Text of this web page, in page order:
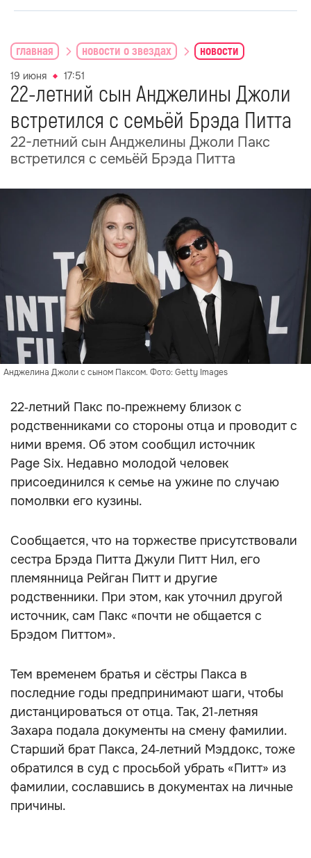
главная новости о звездах новости
19 июня 17:51
22-летний сын Анджелины Джоли
встретился с семьёй Брэда Питта
22-летний сын Анджелины Джоли Пакс
встретился с семьёй Брэда Питта
Анджелина Джоли с сыном Паксом. Фото: Getty Images
22‑летний Пакс по‑прежнему близок с
родственниками со стороны отца и проводит с
ними время. Об этом сообщил источник
Page Six. Недавно молодой человек
присоединился к семье на ужине по случаю
помолвки его кузины.
Сообщается, что на торжестве присутствовали
сестра Брэда Питта Джули Питт Нил, его
племянница Рейган Питт и другие
родственники. При этом, как уточнил другой
источник, сам Пакс «почти не общается с
Брэдом Питтом».
Тем временем братья и сёстры Пакса в
последние годы предпринимают шаги, чтобы
дистанцироваться от отца. Так, 21‑летняя
Захара подала документы на смену фамилии.
Старший брат Пакса, 24‑летний Мэддокс, тоже
обратился в суд с просьбой убрать «Питт» из
фамилии, сославшись в документах на личные
причины.